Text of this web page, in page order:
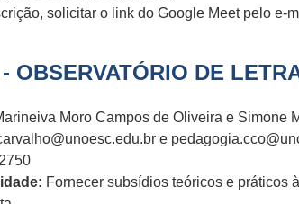
solicitar o link do Google Meet pelo e-
- OBSERVATÓRIO DE
Moro Campos de Oliveira e Simone
e
Fornecer subsídios teóricos e práticos